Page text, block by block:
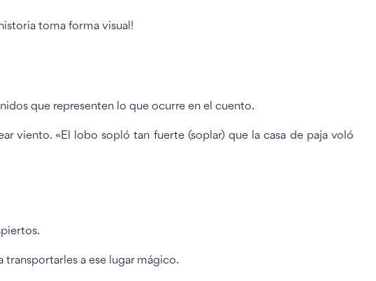
toma forma visual!
que representen lo que ocurre en el cuento.
viento. «El lobo sopló tan fuerte (soplar) que la casa de paja voló
transportarles a ese lugar mágico.